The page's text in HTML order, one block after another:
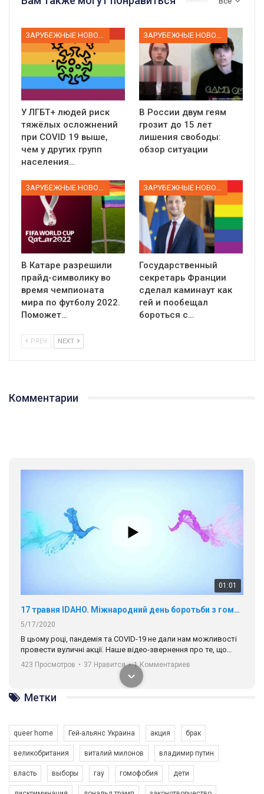
ЗАРУБЕЖНЫЕ НОВОСТИ
У ЛГБТ+ людей риск
тяжёлых осложнений
при COVID 19 выше,
чем у других групп
населения…
ЗАРУБЕЖНЫЕ НОВОСТИ
В России двум геям
грозит до 15 лет
лишения свободы:
обзор ситуации
ЗАРУБЕЖНЫЕ НОВОСТИ
В Катаре разрешили
прайд-символику во
время чемпионата
мира по футболу 2022.
Поможет…
ЗАРУБЕЖНЫЕ НОВОСТИ
Государственный
секретарь Франции
сделал каминаут как
гей и пообещал
бороться с…
PREV NEXT
Комментарии
5/17/2020
В цьому році, пандемія та COVІD-19 не дали нам можливості
провести вуличні акції. Наше відео-звернення про те, що
навіть коли ми у різних містах та не можемо зустрінеться, ми
разом. Ми закликаємо всіх хто поділяє цінності рівності та
солідарності, приєднатися до нас. Регіональні підрозділи
ГАУ є в 16 областях України.
Разом наш голос лунає гучніше!
423 Просмотров 37 Нравится 1 Комментариев
Метки
queer home Гей-альянс Украина акция брак
великобритания виталий милонов владимир путин
власть выборы гау гомофобия дети